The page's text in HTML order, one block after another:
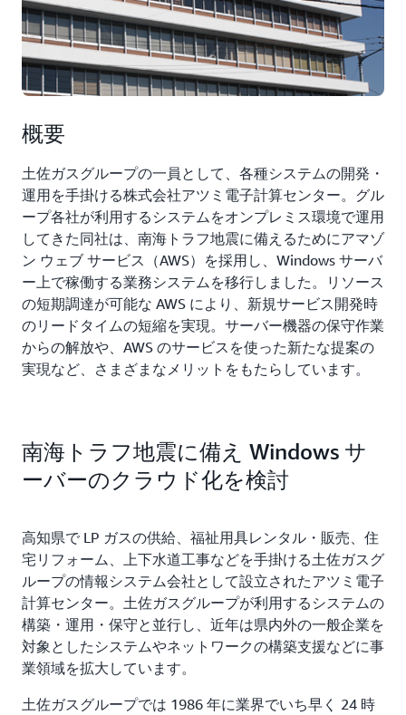
概要
土佐ガスグループの一員として、各種システムの開発・
運用を手掛ける株式会社アツミ電子計算センター。グル
ープ各社が利用するシステムをオンプレミス環境で運用
してきた同社は、南海トラフ地震に備えるためにアマゾ
ン ウェブ サービス（AWS）を採用し、Windows サーバ
ー上で稼働する業務システムを移行しました。リソース
の短期調達が可能な AWS により、新規サービス開発時
のリードタイムの短縮を実現。サーバー機器の保守作業
からの解放や、AWS のサービスを使った新たな提案の
実現など、さまざまなメリットをもたらしています。
南海トラフ地震に備え Windows サ
ーバーのクラウド化を検討
高知県で LP ガスの供給、福祉用具レンタル・販売、住
宅リフォーム、上下水道工事などを手掛ける土佐ガスグ
ループの情報システム会社として設立されたアツミ電子
計算センター。土佐ガスグループが利用するシステムの
構築・運用・保守と並行し、近年は県内外の一般企業を
対象としたシステムやネットワークの構築支援などに事
業領域を拡大しています。
土佐ガスグループでは 1986 年に業界でいち早く 24 時